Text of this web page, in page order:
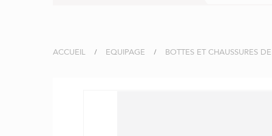
ACCUEIL EQUIPAGE BOTTES ET CHAUSSURES